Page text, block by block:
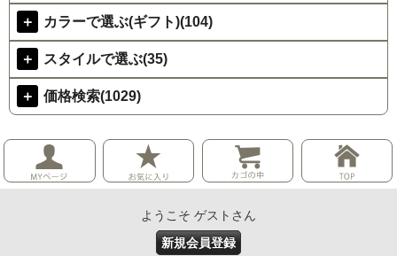
＋ カラーで選ぶ(ギフト)(104)
＋ スタイルで選ぶ(35)
＋ 価格検索(1029)
ようこそ ゲストさん
新規会員登録